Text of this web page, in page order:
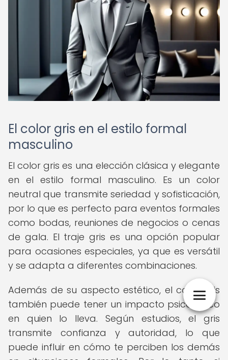
El color gris en el estilo formal
masculino
El color gris es una elección clásica y elegante
en el estilo formal masculino. Es un color
neutral que transmite seriedad y sofisticación,
por lo que es perfecto para eventos formales
como bodas, reuniones de negocios o cenas
de gala. El traje gris es una opción popular
para ocasiones especiales, ya que es versátil
y se adapta a diferentes combinaciones.
Además de su aspecto estético, el color gris
también puede tener un impacto psicológico
en quien lo lleva. Según estudios, el gris
transmite confianza y autoridad, lo que
puede influir en cómo te perciben los demás